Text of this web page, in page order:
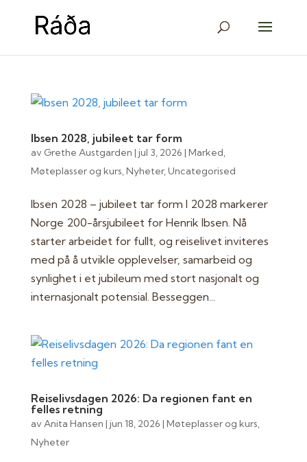
Ibsen 2028, jubileet tar form
av Grethe Austgarden | jul 3, 2026 | Marked,
Møteplasser og kurs,Nyheter,Uncategorised
Ibsen 2028 – jubileet tar form I 2028 markerer
Norge 200-årsjubileet for Henrik Ibsen. Nå
starter arbeidet for fullt, og reiselivet inviteres
med på å utvikle opplevelser, samarbeid og
synlighet i et jubileum med stort nasjonalt og
internasjonalt potensial. Besseggen...
Reiselivsdagen 2026: Da regionen fant en
felles retning
av Anita Hansen | jun 18, 2026 | Møteplasser og kurs,
Nyheter